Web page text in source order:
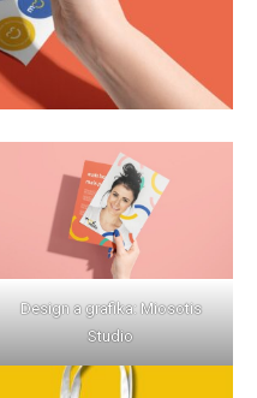
Design a grafika: Miosotis
Studio